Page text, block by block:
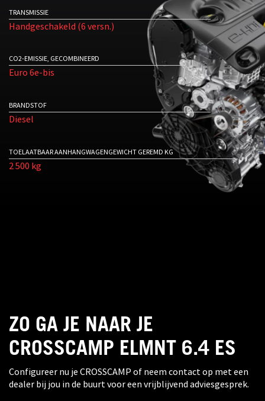
TRANSMISSIE
Handgeschakeld (6 versn.)
CO2-EMISSIE, GECOMBINEERD
Euro 6e-bis
BRANDSTOF
Diesel
TOELAATBAAR AANHANGWAGENGEWICHT GEREMD KG
2 500 kg
ZO GA JE NAAR JE
CROSSCAMP ELMNT 6.4 ES
Configureer nu je CROSSCAMP of neem contact op met een
dealer bij jou in de buurt voor een vrijblijvend adviesgesprek.